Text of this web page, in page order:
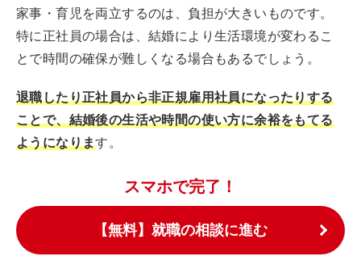
家事・育児を両立するのは、負担が大きいものです。
特に正社員の場合は、結婚により生活環境が変わるこ
とで時間の確保が難しくなる場合もあるでしょう。
退職したり正社員から非正規雇用社員になったりする
ことで、結婚後の生活や時間の使い方に余裕をもてる
ようになります。
スマホで完了！
【無料】就職の相談に進む